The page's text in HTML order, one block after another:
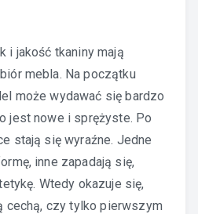
i jakość tkaniny mają
mebla. Na początku
może wydawać się bardzo
jest nowe i sprężyste. Po
stają się wyraźne. Jedne
inne zapadają się,
Wtedy okazuje się,
cechą, czy tylko pierwszym